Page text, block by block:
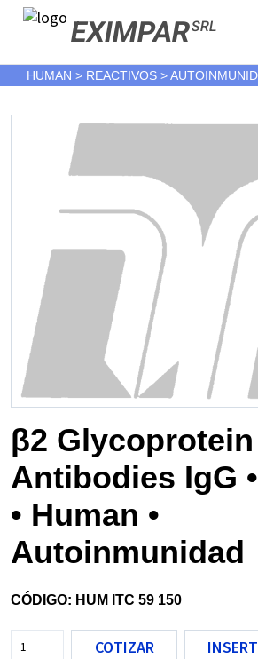
EXIMPARSRL
HUMAN > REACTIVOS >
β2 Glycoprotein
Antibodies IgG
• Human •
Autoinmunidad
CÓDIGO: HUM ITC 59 150
COTIZAR